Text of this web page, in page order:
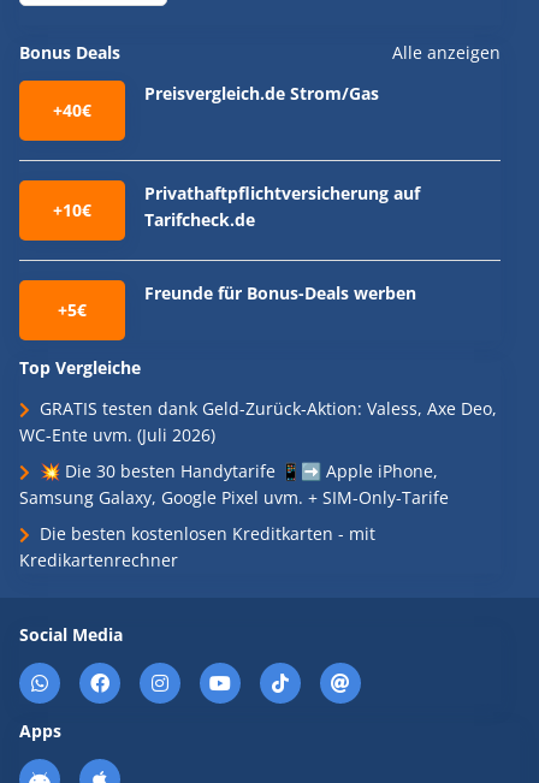
Bonus Deals Alle anzeigen
+40€
Preisvergleich.de Strom/Gas
+10€
Privathaftpflichtversicherung auf
Tarifcheck.de
+5€
Freunde für Bonus-Deals werben
Top Vergleiche
GRATIS testen dank Geld-Zurück-Aktion: Valess, Axe Deo,
WC-Ente uvm. (Juli 2026)
💥 Die 30 besten Handytarife 📱➡️ Apple iPhone,
Samsung Galaxy, Google Pixel uvm. + SIM-Only-Tarife
Die besten kostenlosen Kreditkarten - mit
Kredikartenrechner
Social Media
Apps